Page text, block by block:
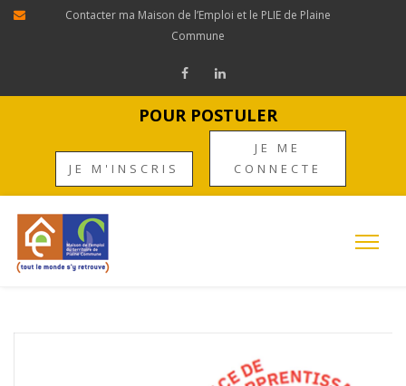
Contacter ma Maison de l’Emploi et le PLIE de Plaine
Commune
POUR POSTULER
JE M'INSCRIS
JE ME
CONNECTE